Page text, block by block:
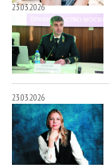
23.03.2026
23.03.2026